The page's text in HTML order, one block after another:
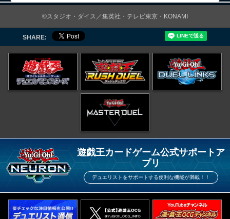
©スタジオ・ダイス／集英社・テレビ東京・KONAMI
SHARE:
遊戯王カードゲーム公式サポートア
プリ
デュエリストをサポートする便利な機能が満載！！